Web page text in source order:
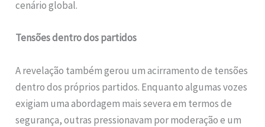
cenário global.
Tensões dentro dos partidos
A revelação também gerou um acirramento de tensões
dentro dos próprios partidos. Enquanto algumas vozes
exigiam uma abordagem mais severa em termos de
segurança, outras pressionavam por moderação e um